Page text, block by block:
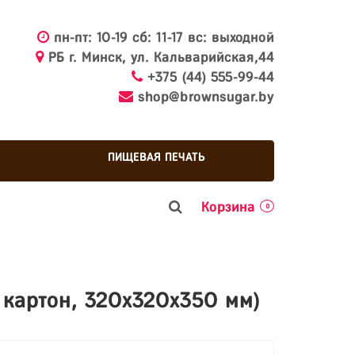
пн-пт: 10-19 сб: 11-17 вс: выходной
РБ г. Минск, ул. Кальварийская,44
+375 (44) 555-99-44
shop@brownsugar.by
ПИЩЕВАЯ ПЕЧАТЬ
Корзина 0
320х320х350 мм)